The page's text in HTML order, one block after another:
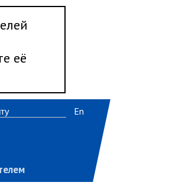
её
En